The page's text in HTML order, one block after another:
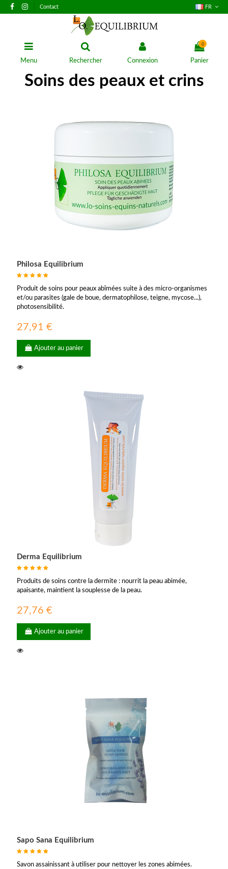
Contact FR
Menu Rechercher Connexion
0
Panier
Soins des peaux et crins
Philosa Equilibrium
Produit de soins pour peaux abîmées suite à des micro-organismes
et/ou parasites (gale de boue, dermatophilose, teigne, mycose...),
photosensibilité.
27,91 €
Ajouter au panier
Derma Equilibrium
Produits de soins contre la dermite : nourrit la peau abimée,
apaisante, maintient la souplesse de la peau.
27,76 €
Ajouter au panier
Sapo Sana Equilibrium
Savon assainissant à utiliser pour nettoyer les zones abimées.